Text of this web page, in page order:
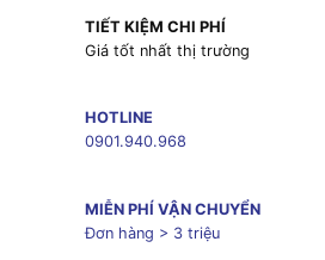
TIẾT KIỆM CHI PHÍ
Giá tốt nhất thị trường
HOTLINE
0901.940.968
MIỄN PHÍ VẬN CHUYỂN
Đơn hàng > 3 triệu